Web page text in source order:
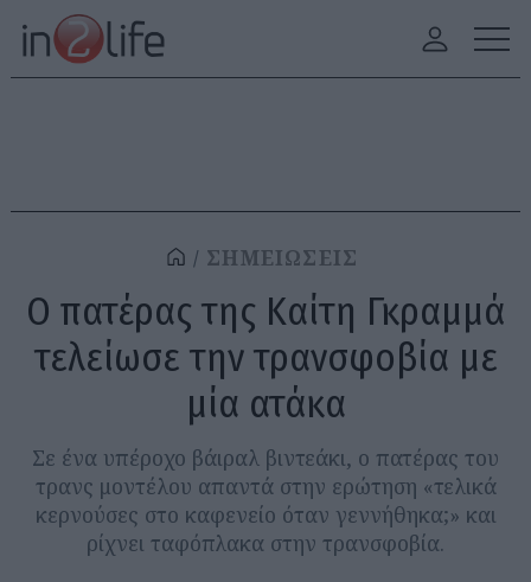
ΣΗΜΕΙΩΣΕΙΣ
Ο πατέρας της Καίτη Γκραμμά
τελείωσε την τρανσφοβία με
μία ατάκα
Σε ένα υπέροχο βάιραλ βιντεάκι, ο πατέρας του
τρανς μοντέλου απαντά στην ερώτηση «τελικά
κερνούσες στο καφενείο όταν γεννήθηκα;» και
ρίχνει ταφόπλακα στην τρανσφοβία.